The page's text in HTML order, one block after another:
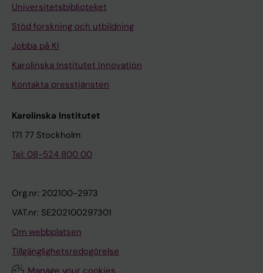
Universitetsbiblioteket
Stöd forskning och utbildning
Jobba på KI
Karolinska Institutet Innovation
Kontakta presstjänsten
Karolinska Institutet
171 77 Stockholm
Tel: 08-524 800 00
Org.nr: 202100-2973
VAT.nr: SE202100297301
Om webbplatsen
Tillgänglighetsredogörelse
Manage your cookies